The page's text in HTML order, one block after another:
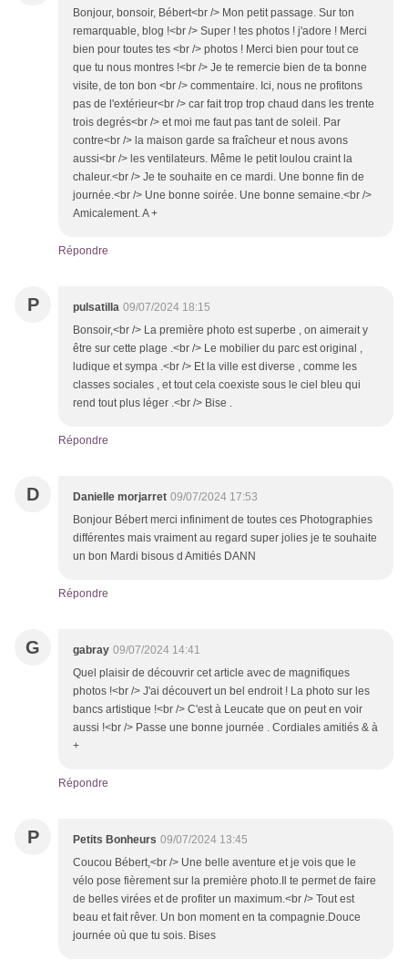
Bonjour, bonsoir, Bébert<br /> Mon petit passage. Sur ton
remarquable, blog !<br /> Super ! tes photos ! j'adore ! Merci
bien pour toutes tes <br /> photos ! Merci bien pour tout ce
que tu nous montres !<br /> Je te remercie bien de ta bonne
visite, de ton bon <br /> commentaire. Ici, nous ne profitons
pas de l'extérieur<br /> car fait trop trop chaud dans les trente
trois degrés<br /> et moi me faut pas tant de soleil. Par
contre<br /> la maison garde sa fraîcheur et nous avons
aussi<br /> les ventilateurs. Même le petit loulou craint la
chaleur.<br /> Je te souhaite en ce mardi. Une bonne fin de
journée.<br /> Une bonne soirée. Une bonne semaine.<br />
Amicalement. A +
Répondre
P pulsatilla 09/07/2024 18:15
Bonsoir,<br /> La première photo est superbe , on aimerait y
être sur cette plage .<br /> Le mobilier du parc est original ,
ludique et sympa .<br /> Et la ville est diverse , comme les
classes sociales , et tout cela coexiste sous le ciel bleu qui
rend tout plus léger .<br /> Bise .
Répondre
D Danielle morjarret 09/07/2024 17:53
Bonjour Bébert merci infiniment de toutes ces Photographies
différentes mais vraiment au regard super jolies je te souhaite
un bon Mardi bisous d Amitiés DANN
Répondre
G gabray 09/07/2024 14:41
Quel plaisir de découvrir cet article avec de magnifiques
photos !<br /> J'ai découvert un bel endroit ! La photo sur les
bancs artistique !<br /> C'est à Leucate que on peut en voir
aussi !<br /> Passe une bonne journée . Cordiales amitiés & à
+
Répondre
P Petits Bonheurs 09/07/2024 13:45
Coucou Bébert,<br /> Une belle aventure et je vois que le
vélo pose fièrement sur la première photo.Il te permet de faire
de belles virées et de profiter un maximum.<br /> Tout est
beau et fait rêver. Un bon moment en ta compagnie.Douce
journée où que tu sois. Bises